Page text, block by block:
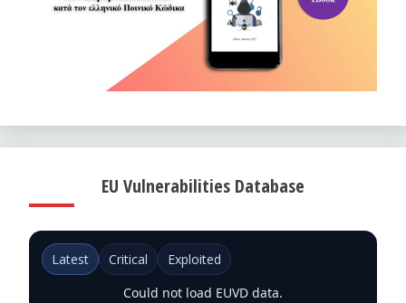
EU Vulnerabilities Database
Latest Critical
Exploited
Could not load EUVD data.